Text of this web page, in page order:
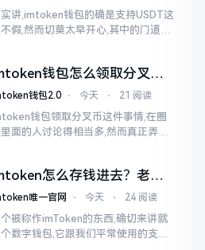
讲,imtoken钱包的确是支持USDT这
假,然而切莫太早开心,其中的门道是
高得主子心疼钱包怎么领取分叉
？老手教你避坑
钱包2.0 ⋅ 今天 ⋅ 21 阅读
钱包领取分叉币这件事情,在圈
面的人讨论得相当多,然而真正弄明
怎么存钱进去？老玩
教你把钱转进钱包
唯一官网 ⋅ 今天 ⋅ 24 阅读
被称作imToken的东西,确切来讲就
数字钱包,它跟我们平常使用的支付